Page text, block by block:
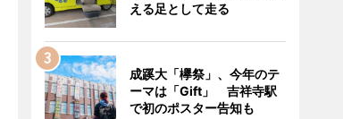
える足として走る
成蹊大「欅祭」、今年のテ
ーマは「Gift」 吉祥寺駅
で初のポスター告知も